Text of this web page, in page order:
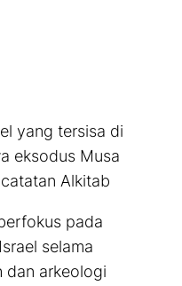
yang tersisa di
eksodus Musa
Alkitab
pada
selama
dan arkeologi